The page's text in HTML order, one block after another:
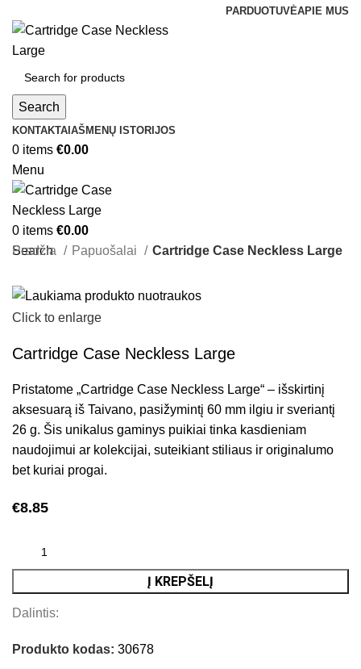
PARDUOTUVĖAPIE MUS
Search
KONTAKTAI AŠMENŲ ISTORIJOS
0 items €0.00
Menu
0 items €0.00
Search
Pradžia Papuošalai Cartridge Case Neckless Large
Click to enlarge
Cartridge Case Neckless Large
Pristatome „Cartridge Case Neckless Large“ – išskirtinį
aksesuarą iš Taivano, pasižymintį 60 mm ilgiu ir sveriantį
26 g. Šis unikalus gaminys puikiai tinka kasdieniam
naudojimui ar kolekcijai, suteikiant stiliaus ir originalumo
bet kuriai progai.
€8.85
Į KREPŠELĮ
Dalintis:
Produkto kodas:30678